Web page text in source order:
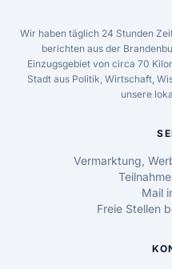
Wir haben täglich 24 Stunden
berichten aus der
Einzugsgebiet von circa 70
Stadt aus Politik, Wirtschaft,
unsere
Vermarktung,
Mail
Freie Stellen